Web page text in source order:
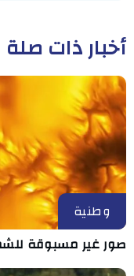
أخبار ذات صلة
وطنية
صور غير مسبوقة